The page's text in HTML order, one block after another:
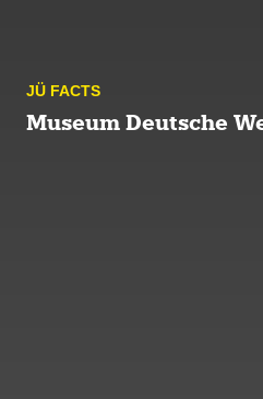
JÜ FACTS
Museum Deutsche